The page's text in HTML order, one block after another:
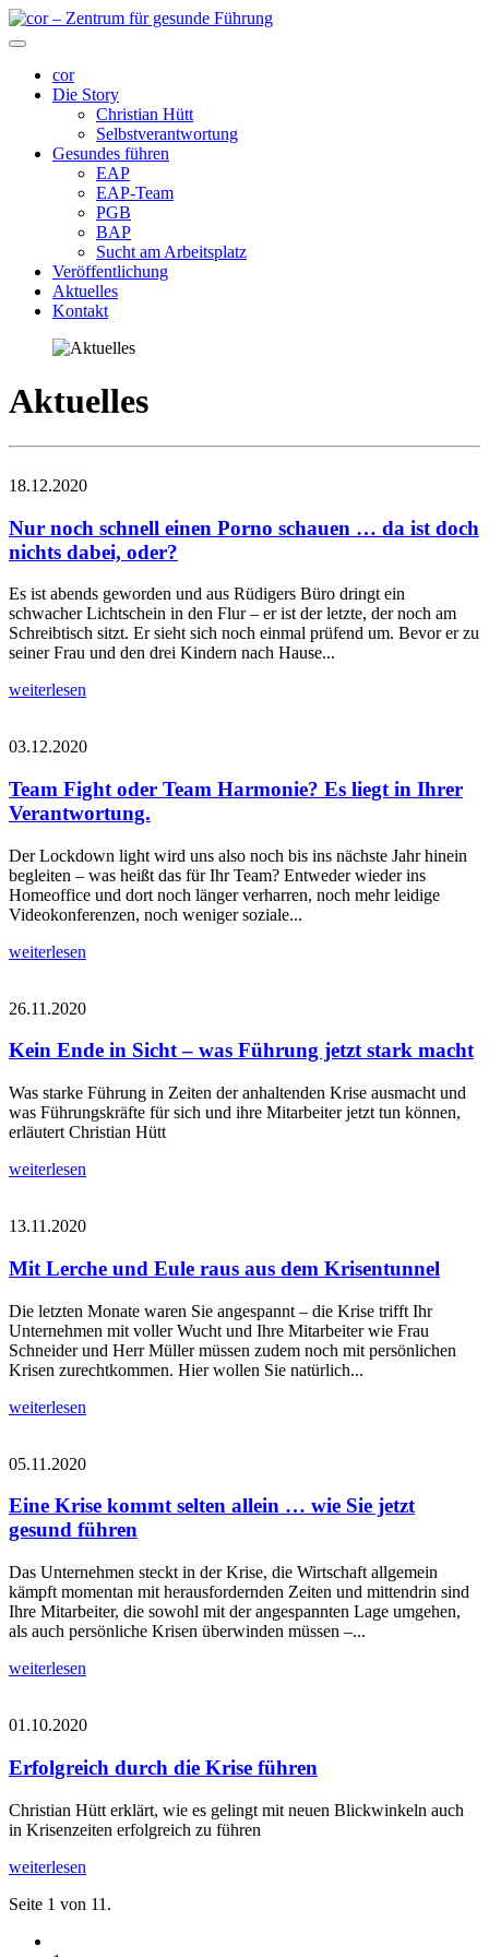
cor
Die Story
Christian Hütt
Selbstverantwortung
Gesundes führen
EAP
EAP-Team
PGB
BAP
Sucht am Arbeitsplatz
Veröffentlichung
Aktuelles
Kontakt
Aktuelles
18.12.2020
Nur noch schnell einen Porno schauen … da ist doch
nichts dabei, oder?
Es ist abends geworden und aus Rüdigers Büro dringt ein
schwacher Lichtschein in den Flur – er ist der letzte, der noch am
Schreibtisch sitzt. Er sieht sich noch einmal prüfend um. Bevor er zu
seiner Frau und den drei Kindern nach Hause...
weiterlesen
03.12.2020
Team Fight oder Team Harmonie? Es liegt in Ihrer
Verantwortung.
Der Lockdown light wird uns also noch bis ins nächste Jahr hinein
begleiten – was heißt das für Ihr Team? Entweder wieder ins
Homeoffice und dort noch länger verharren, noch mehr leidige
Videokonferenzen, noch weniger soziale...
weiterlesen
26.11.2020
Kein Ende in Sicht – was Führung jetzt stark macht
Was starke Führung in Zeiten der anhaltenden Krise ausmacht und
was Führungskräfte für sich und ihre Mitarbeiter jetzt tun können,
erläutert Christian Hütt
weiterlesen
13.11.2020
Mit Lerche und Eule raus aus dem Krisentunnel
Die letzten Monate waren Sie angespannt – die Krise trifft Ihr
Unternehmen mit voller Wucht und Ihre Mitarbeiter wie Frau
Schneider und Herr Müller müssen zudem noch mit persönlichen
Krisen zurechtkommen. Hier wollen Sie natürlich...
weiterlesen
05.11.2020
Eine Krise kommt selten allein … wie Sie jetzt
gesund führen
Das Unternehmen steckt in der Krise, die Wirtschaft allgemein
kämpft momentan mit herausfordernden Zeiten und mittendrin sind
Ihre Mitarbeiter, die sowohl mit der angespannten Lage umgehen,
als auch persönliche Krisen überwinden müssen –...
weiterlesen
01.10.2020
Erfolgreich durch die Krise führen
Christian Hütt erklärt, wie es gelingt mit neuen Blickwinkeln auch
in Krisenzeiten erfolgreich zu führen
weiterlesen
Seite 1 von 11.